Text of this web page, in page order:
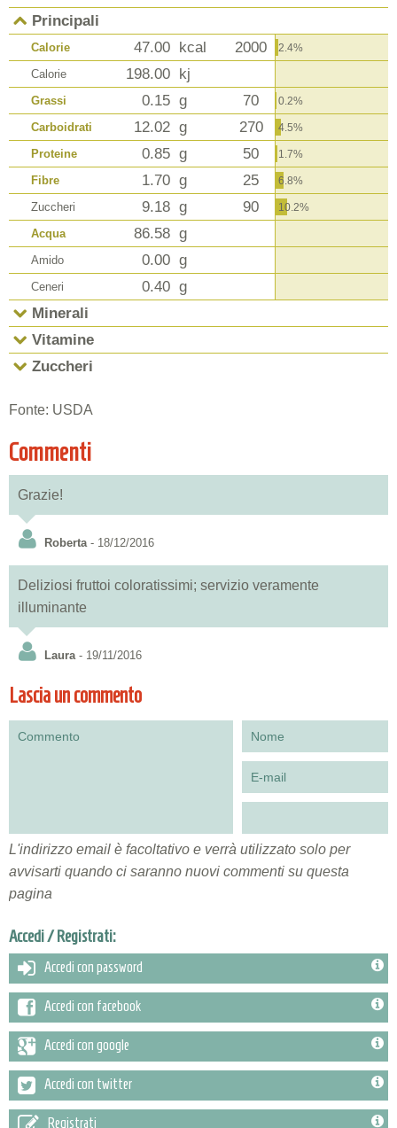
Principali
Calorie 47.00 kcal 2000 2.4%
Calorie 198.00 kj
Grassi 0.15 g 70 0.2%
Carboidrati 12.02 g 270 4.5%
Proteine 0.85 g 50 1.7%
Fibre 1.70 g 25 6.8%
Zuccheri 9.18 g 90 10.2%
Acqua 86.58 g
Amido 0.00 g
Ceneri 0.40 g
Minerali
Vitamine
Zuccheri
Fonte: USDA
Commenti
Grazie!
Roberta- 18/12/2016
Deliziosi fruttoi coloratissimi; servizio veramente
illuminante
Laura- 19/11/2016
Lascia un commento
L'indirizzo email è facoltativo e verrà utilizzato solo per
avvisarti quando ci saranno nuovi commenti su questa
pagina
Accedi / Registrati:
Accedi con password
Accedi con facebook
Accedi con google
Accedi con twitter
Registrati